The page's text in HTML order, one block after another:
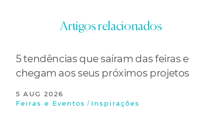
Artigos relacionados
5 tendências que saíram das feiras e
chegam aos seus próximos projetos
5 AUG 2026
Feiras e Eventos / Inspirações